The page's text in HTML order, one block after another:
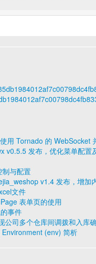
用 Tornado 的 WebSocket
v0.5.5 发布，优化菜单配置
制与配置
v1.4 发布，增加
文件
表单页的使用
事件
公司多个仓库间调拨和入库
(env) 简析